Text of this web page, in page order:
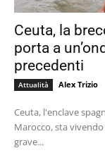
Ceuta, la
porta a
precedenti
Attualità Alex Trizio
Ceuta, l'enclave
Marocco, sta
grave...